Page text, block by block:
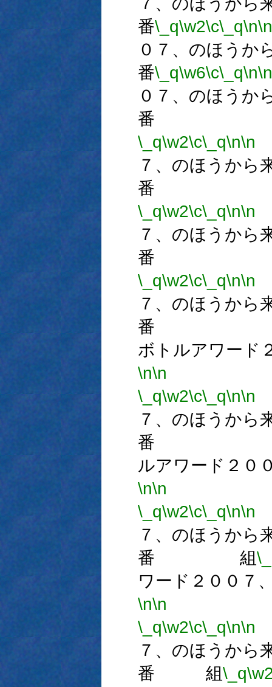
番\_q\w2\c\_q\n\n
０７、のほうか
番\_q\w6\c\_q\n\n
０７、のほうか
番
\_q\w2\c\_q\n\n
７、のほうから
番
\_q\w2\c\_q\n\n
７、のほうから
番
\_q\w2\c\_q\n\n
７、のほうから
番
ボトルアワード
\n\n
\_q\w2\c\_q\n\n
７、のほうから
番
ルアワード２０
\n\n
\_q\w2\c\_q\n\n
７、のほうから
番 組
ワード２００７
\n\n
\_q\w2\c\_q\n\n
７、のほうから
番 組\_q